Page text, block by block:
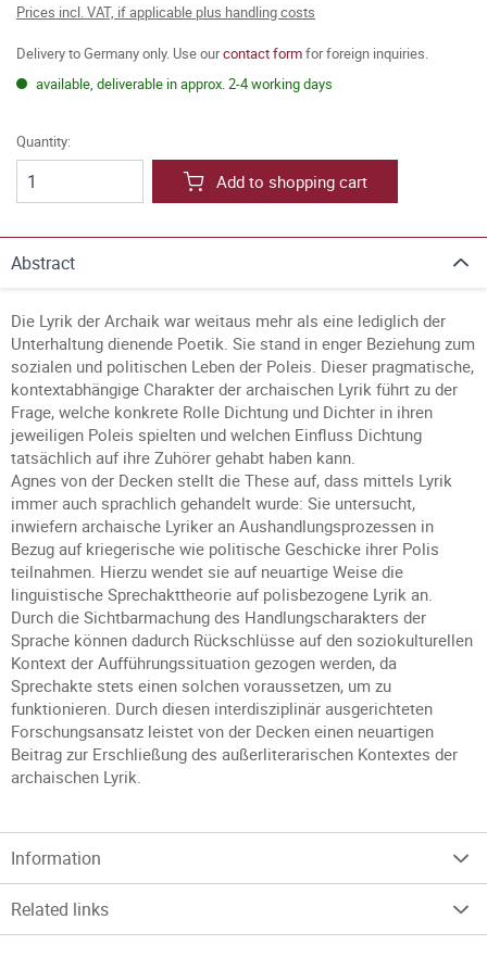
Prices incl. VAT, if applicable plus handling costs
Delivery to Germany only. Use ourcontact formfor foreign inquiries.
available, deliverable in approx. 2-4 working days
Quantity:
Add to shopping cart
Abstract
Die Lyrik der Archaik war weitaus mehr als eine lediglich der
Unterhaltung dienende Poetik. Sie stand in enger Beziehung zum
sozialen und politischen Leben der Poleis. Dieser pragmatische,
kontextabhängige Charakter der archaischen Lyrik führt zu der
Frage, welche konkrete Rolle Dichtung und Dichter in ihren
jeweiligen Poleis spielten und welchen Einfluss Dichtung
tatsächlich auf ihre Zuhörer gehabt haben kann.
Agnes von der Decken stellt die These auf, dass mittels Lyrik
immer auch sprachlich gehandelt wurde: Sie untersucht,
inwiefern archaische Lyriker an Aushandlungsprozessen in
Bezug auf kriegerische wie politische Geschicke ihrer Polis
teilnahmen. Hierzu wendet sie auf neuartige Weise die
linguistische Sprechakttheorie auf polisbezogene Lyrik an.
Durch die Sichtbarmachung des Handlungscharakters der
Sprache können dadurch Rückschlüsse auf den soziokulturellen
Kontext der Aufführungssituation gezogen werden, da
Sprechakte stets einen solchen voraussetzen, um zu
funktionieren. Durch diesen interdisziplinär ausgerichteten
Forschungsansatz leistet von der Decken einen neuartigen
Beitrag zur Erschließung des außerliterarischen Kontextes der
archaischen Lyrik.
Information
Related links